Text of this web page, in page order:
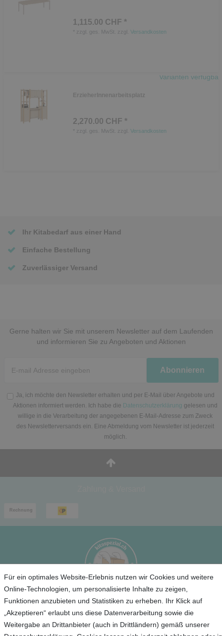
1,115.00 CHF *
zzgl. ges. MwSt. zzgl. Versandkosten
Varianten verfügbar
ErzieherInnenarbeitsplatz
2,270.00 CHF *
zzgl. ges. MwSt. zzgl. Versandkosten
Ihr Kitabedarf aus einer Hand
Einfache Bestellung
Zuverlässiger Versand
Gerne halten wir Sie mit unserem Newsletter auf dem Laufenden
und informieren Sie zu Angeboten und Aktionen
Honig
Abonnieren
Ja, ich möchte den Newsletter erhalten und per E-Mail über Angebote und
Aktionen informiert werden. Ich habe die Datenschutzerklärung gelesen und
willige in die Verarbeitung der angegebenen E-Mail-Adresse zum Zweck
des Newsletterversands ein. Eine Abmeldung vom Newsletter ist jederzeit
möglich.
Für ein optimales Website-Erlebnis nutzen wir Cookies und weitere
Online-Technologien, um personalisierte Inhalte zu zeigen,
Funktionen anzubieten und Statistiken zu erheben. Ihr Klick auf
„Akzeptieren“ erlaubt uns diese Datenverarbeitung sowie die
Weitergabe an Drittanbieter (auch in Drittländern) gemäß unserer
Service
Unternehmen